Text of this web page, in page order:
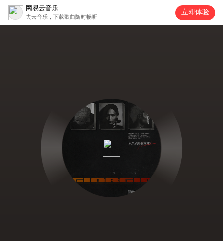
网易云音乐
去云音乐，下载歌曲随时畅听
立即体验